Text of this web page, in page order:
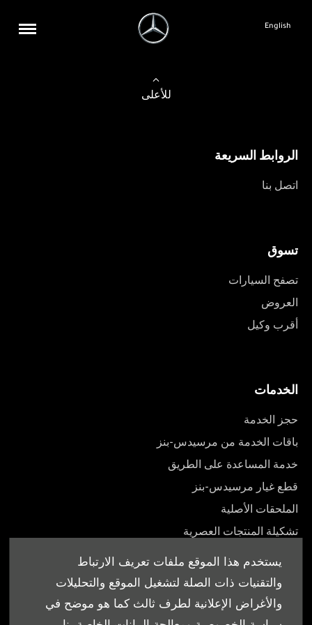
يستخدم هذا الموقع ملفات تعريف الارتباط
والتقنيات ذات الصلة لتشغيل الموقع والتحليلات
والأغراض الإعلانية لطرف ثالث كما هو موضح في
English
للأعلى
الروابط السريعة
اتصل بنا
تسوق
تصفح السيارات
العروض
أقرب وكيل
الخدمات
حجز الخدمة
باقات الخدمة من مرسيدس-بنز
خدمة المساعدة على الطريق
قطع غيار مرسيدس-بنز
الملحقات الأصلية
تشكيلة المنتجات العصرية